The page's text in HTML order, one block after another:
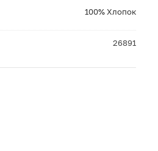
100% Хлопок
26891